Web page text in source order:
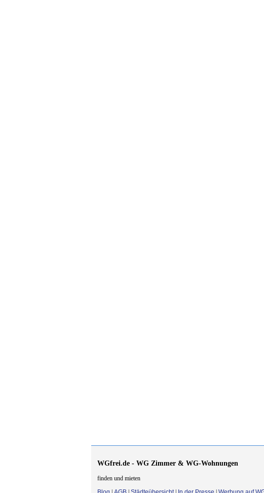
WGfrei.de - WG Zimmer & WG-Wohnungen
finden und mieten